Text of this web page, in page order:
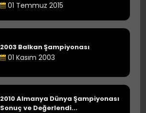
01 Temmuz 2015
2003 Balkan Şampiyonası
01 Kasım 2003
2010 Almanya Dünya Şampiyonası
Sonuç ve Değerlendi...